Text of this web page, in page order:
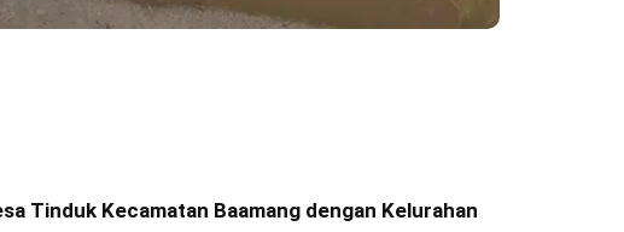
Tinduk Kecamatan Baamang dengan Kelurahan